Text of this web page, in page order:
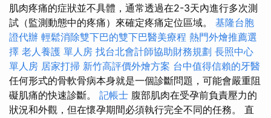
肌肉疼痛的症狀並不具體，通常透過在2-3天內進行多次測
試（監測動態中的疼痛）來確定疼痛定位區域。 基隆台胞
證代辦 輕鬆消除雙下巴的雙下巴醫美療程 熱門外燴推薦選
擇 老人養護 單人房 找台北會計師協助財務規劃 長照中心
單人房 居家打掃 新竹高評價外燴方案 台中值得信賴的牙醫
任何形式的骨軟骨病本身就是一個診斷問題，可能會嚴重阻
礙肌痛的快速診斷。 記帳士 腹部肌肉在受孕前負責壓力的
狀況和外觀，但在懷孕期間必須執行完全不同的任務。 直